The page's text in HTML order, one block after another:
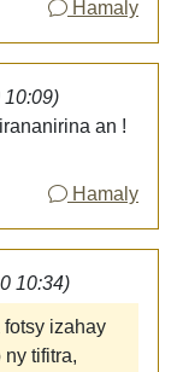
Hamaly
10:09)
an !
Hamaly
10:34)
izahay
ny tifitra,